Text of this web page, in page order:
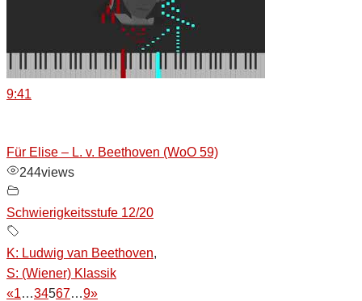
9:41
Für Elise – L. v. Beethoven (WoO 59)
244views
Schwierigkeitsstufe 12/20
K: Ludwig van Beethoven,
S: (Wiener) Klassik
«1…34567…9»